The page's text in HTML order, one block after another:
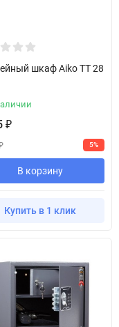
шкаф Aiko TT 28
₽
5%
В корзину
Купить в 1 клик